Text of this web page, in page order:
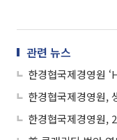
관련 뉴스
한경협국제경영원
한경협국제경영원,
한경협국제경영원,